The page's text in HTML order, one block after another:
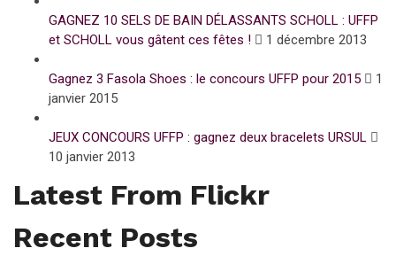
GAGNEZ 10 SELS DE BAIN DÉLASSANTS SCHOLL : UFFP
et SCHOLL vous gâtent ces fêtes !
1 décembre 2013
Gagnez 3 Fasola Shoes : le concours UFFP pour 2015
1
janvier 2015
JEUX CONCOURS UFFP : gagnez deux bracelets URSUL
10 janvier 2013
Latest From Flickr
Recent Posts